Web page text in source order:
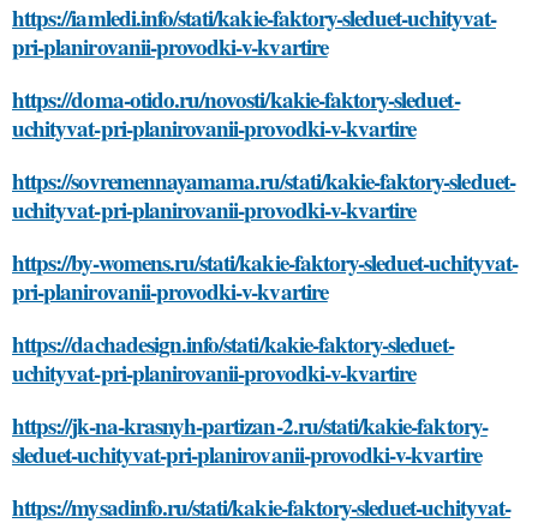
https://iamledi.info/stati/kakie-faktory-sleduet-uchityvat-
pri-planirovanii-provodki-v-kvartire
https://doma-otido.ru/novosti/kakie-faktory-sleduet-
uchityvat-pri-planirovanii-provodki-v-kvartire
https://sovremennayamama.ru/stati/kakie-faktory-sleduet-
uchityvat-pri-planirovanii-provodki-v-kvartire
https://by-womens.ru/stati/kakie-faktory-sleduet-uchityvat-
pri-planirovanii-provodki-v-kvartire
https://dachadesign.info/stati/kakie-faktory-sleduet-
uchityvat-pri-planirovanii-provodki-v-kvartire
https://jk-na-krasnyh-partizan-2.ru/stati/kakie-faktory-
sleduet-uchityvat-pri-planirovanii-provodki-v-kvartire
https://mysadinfo.ru/stati/kakie-faktory-sleduet-uchityvat-